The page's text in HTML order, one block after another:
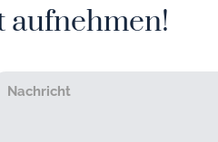
aufnehmen!